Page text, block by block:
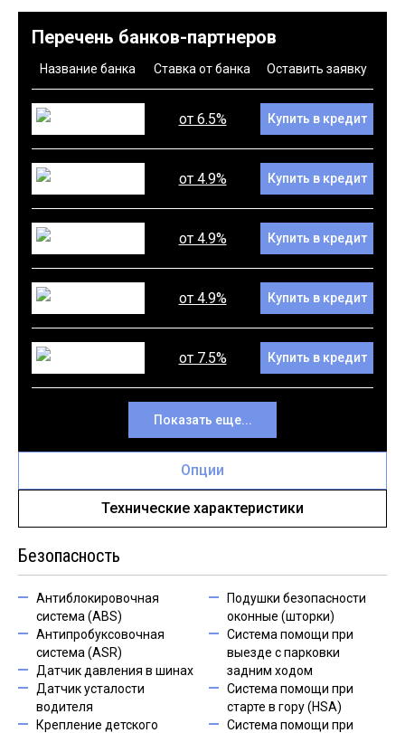
Перечень банков-партнеров
Название банка Ставка от банка Оставить заявку
от 6.5% Купить в кредит
от 4.9% Купить в кредит
от 4.9% Купить в кредит
от 4.9% Купить в кредит
от 7.5% Купить в кредит
Показать еще...
Опции
Технические характеристики
Безопасность
Антиблокировочная
система (ABS)
Антипробуксовочная
система (ASR)
Датчик давления в шинах
Датчик усталости
водителя
Крепление детского
Подушки безопасности
оконные (шторки)
Система помощи при
выезде с парковки
задним ходом
Система помощи при
старте в гору (HSA)
Система помощи при